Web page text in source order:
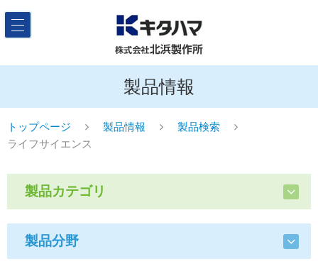
製品情報
トップページ 製品情報
製品検索
ライフサイエンス
製品カテゴリ
製品分野